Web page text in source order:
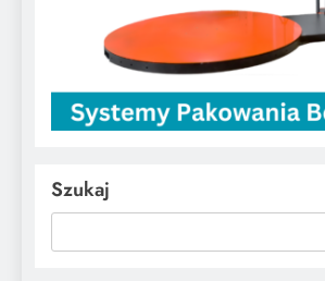
Szukaj